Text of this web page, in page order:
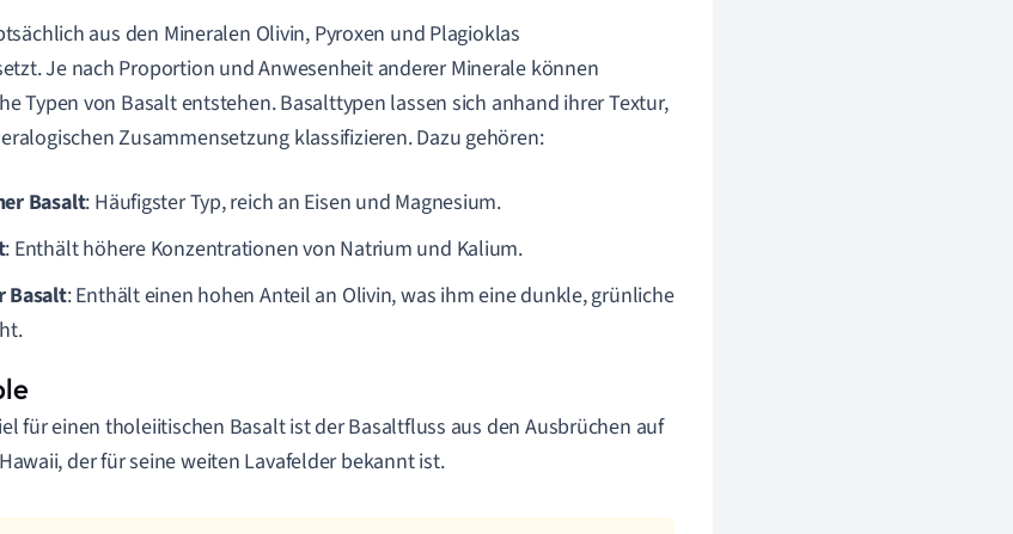
aus den Mineralen Olivin, Pyroxen und Plagioklas
Je nach Proportion und Anwesenheit anderer Minerale können
Typen von Basalt entstehen. Basalttypen lassen sich anhand ihrer Textur,
Zusammensetzung klassifizieren. Dazu gehören:
Basalt: Häufigster Typ, reich an Eisen und Magnesium.
: Enthält höhere Konzentrationen von Natrium und Kalium.
Basalt: Enthält einen hohen Anteil an Olivin, was ihm eine dunkle, grünliche
für einen tholeiitischen Basalt ist der Basaltfluss aus den Ausbrüchen auf
der für seine weiten Lavafelder bekannt ist.